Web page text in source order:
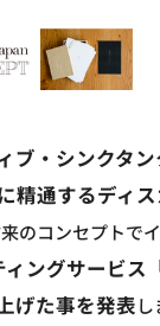
ブ・シンクタン
精通するディ
のコンセプトで
ィングサービ
げた事を発表し